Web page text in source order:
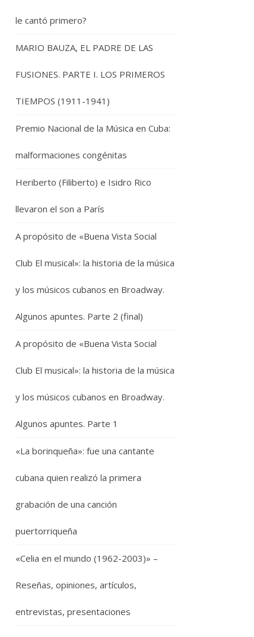
le cantó primero?
MARIO BAUZA, EL PADRE DE LAS
FUSIONES. PARTE I. LOS PRIMEROS
TIEMPOS (1911-1941)
Premio Nacional de la Música en Cuba:
malformaciones congénitas
Heriberto (Filiberto) e Isidro Rico
llevaron el son a París
A propósito de «Buena Vista Social
Club El musical»: la historia de la música
y los músicos cubanos en Broadway.
Algunos apuntes. Parte 2 (final)
A propósito de «Buena Vista Social
Club El musical»: la historia de la música
y los músicos cubanos en Broadway.
Algunos apuntes. Parte 1
«La borinqueña»: fue una cantante
cubana quien realizó la primera
grabación de una canción
puertorriqueña
«Celia en el mundo (1962-2003)» –
Reseñas, opiniones, artículos,
entrevistas, presentaciones